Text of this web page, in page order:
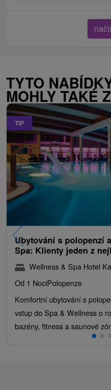
TYTO
MOHLY TAKÉ
TIP
Ubytování s polopenzí
Spa: Klienty jeden z
Wellness & Spa Hotel
Od 1 NociPolopenze
Komfortní ubytování s
vstup do Spa & Wellness o
bazény, fitness a saunové